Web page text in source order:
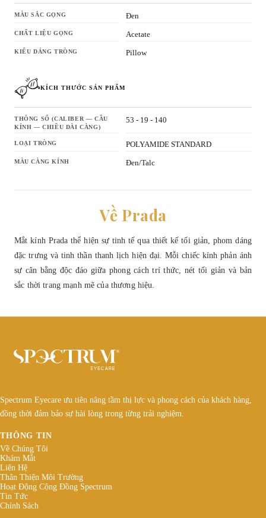
MÀU SẮC GỌNG Đen
CHẤT LIỆU GỌNG Acetate
KIỂU DÁNG TRÒNG Pillow
KÍCH THƯỚC SẢN PHẨM
THÔNG SỐ (CALIBER — CẦU
KÍNH — CHIỀU DÀI CÀNG)
53 - 19 - 140
LOẠI TRÒNG POLYAMIDE STANDARD
MÀU CÀNG KÍNH Đen/Talc
Về Prada
Mắt kính Prada thể hiện sự tinh tế qua thiết kế tối giản, phom dáng
đặc trưng và tinh thần thanh lịch hiện đại. Mỗi chiếc kính phản ánh
sự cân bằng độc đáo giữa phong cách trí thức, nét tối giản và bản
sắc thời trang mạnh mẽ của thương hiệu.
Spectrum Eyecare ưu tiên nâng tầm thị lực và phong cách của khách hàng,
đồng thời đảm bảo sự hài lòng trong từng trải nghiệm.
THÔNG TIN
Về Chúng Tôi
Khám Mắt
Liên Hệ
Thân Thiện Môi Trường
Hoạt Động Cộng Đồng Spectrum
Tin Tức
Chính Sách